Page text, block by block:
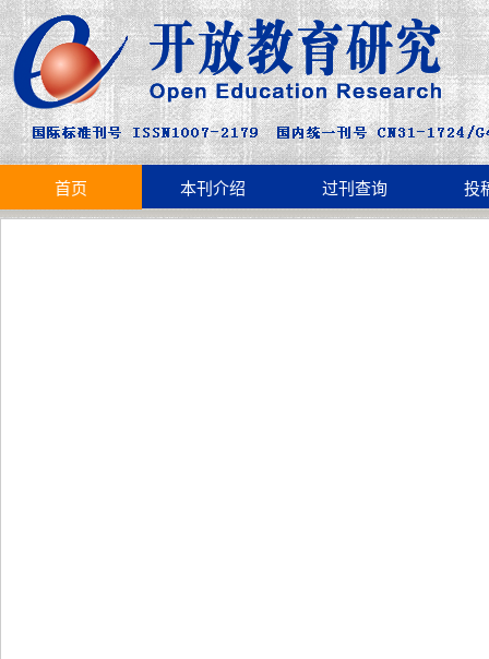
首页 本刊介绍 过刊查询 投